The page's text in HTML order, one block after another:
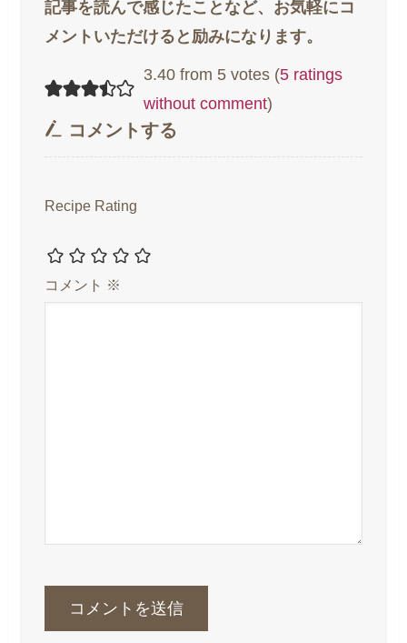
3.40 from 5 votes (5 ratings
without comment)
コメントする
Recipe Rating
コメント ※